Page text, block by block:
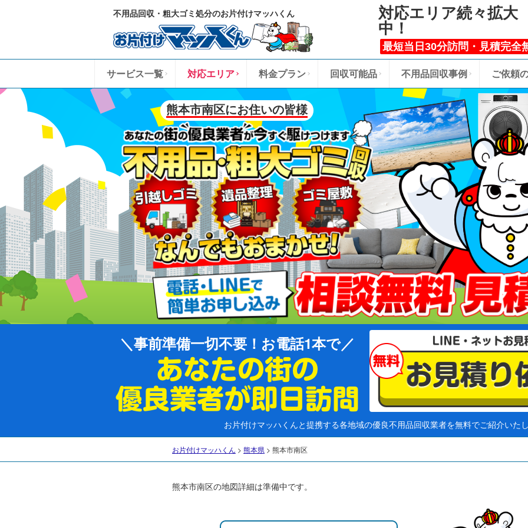
不用品回収・粗大ゴミ処分のお片付けマッハくん 対応エリア続々拡大
中！
最短当日30分訪問・見積完全
サービス一覧 対応エリア 料金プラン 回収可能品 不用品回収事例 ご依頼
熊本市南区にお住いの皆様
事前準備一切不要！お電話1本で
お片付けマッハくんと提携する各地域の優良不用品回収業者を無料でご紹介いた
お片付けマッハくん > 熊本県 > 熊本市南区
熊本市南区の地図詳細は準備中です。